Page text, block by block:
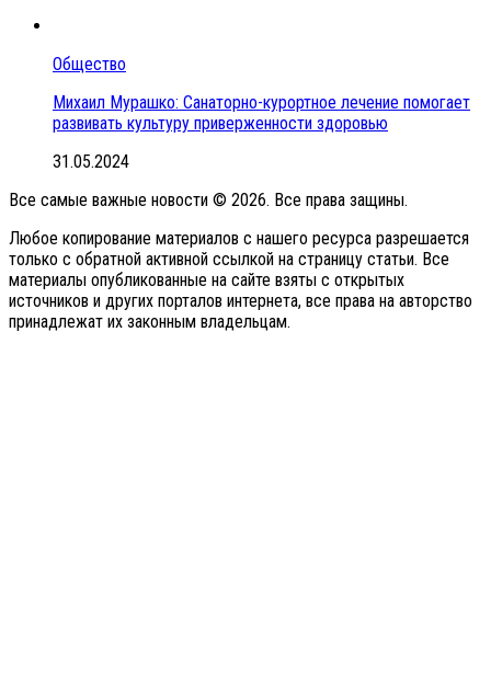
Общество
Михаил Мурашко: Санаторно-курортное лечение помогает
развивать культуру приверженности здоровью
31.05.2024
Все самые важные новости © 2026. Все права защины.
Любое копирование материалов с нашего ресурса разрешается
только с обратной активной ссылкой на страницу статьи. Все
материалы опубликованные на сайте взяты с открытых
источников и других порталов интернета, все права на авторство
принадлежат их законным владельцам.